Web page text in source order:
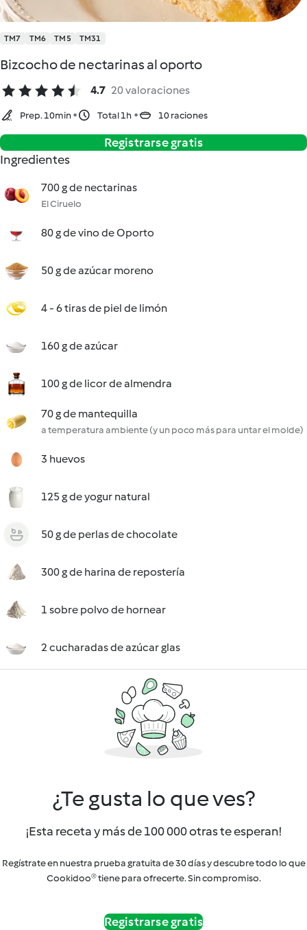
TM7 TM6 TM5 TM31
Bizcocho de nectarinas al oporto
4.7 20 valoraciones
Prep. 10min Total 1h 10 raciones
Registrarse gratis
Ingredientes
700 g de nectarinas
El Ciruelo
80 g de vino de Oporto
50 g de azúcar moreno
4 - 6 tiras de piel de limón
160 g de azúcar
100 g de licor de almendra
70 g de mantequilla
a temperatura ambiente (y un poco más para untar el molde)
3 huevos
125 g de yogur natural
50 g de perlas de chocolate
300 g de harina de repostería
1 sobre polvo de hornear
2 cucharadas de azúcar glas
¿Te gusta lo que ves?
¡Esta receta y más de 100 000 otras te esperan!
Regístrate en nuestra prueba gratuita de 30 días y descubre todo lo que
Cookidoo® tiene para ofrecerte. Sin compromiso.
Registrarse gratis